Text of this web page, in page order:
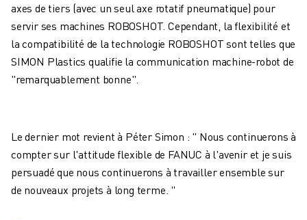
axes de tiers (avec un seul axe rotatif pneumatique) pour
servir ses machines ROBOSHOT. Cependant, la flexibilité et
la compatibilité de la technologie ROBOSHOT sont telles que
SIMON Plastics qualifie la communication machine-robot de
"remarquablement bonne".
Le dernier mot revient à Péter Simon : " Nous continuerons à
compter sur l'attitude flexible de FANUC à l'avenir et je suis
persuadé que nous continuerons à travailler ensemble sur
de nouveaux projets à long terme. "